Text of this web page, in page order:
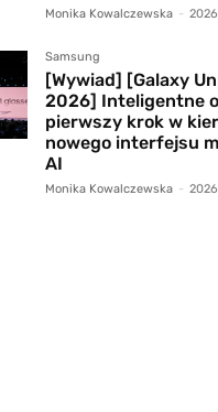
Monika Kowalczewska -
Samsung
[Wywiad] [Galaxy
2026] Inteligentne
pierwszy krok w
nowego interfejsu
AI
Monika Kowalczewska -